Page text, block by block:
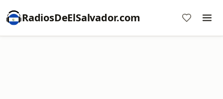
RadiosDeElSalvador.com